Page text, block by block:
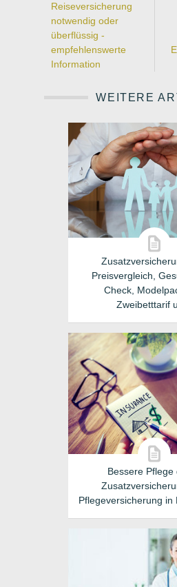
Reiseversicherung
notwendig oder
überflüssig -
empfehlenswerte
Information
WEITERE
Preisvergleich,
Check,
Zweibetttarif
Bessere Pflege
Pflegeversicherung in